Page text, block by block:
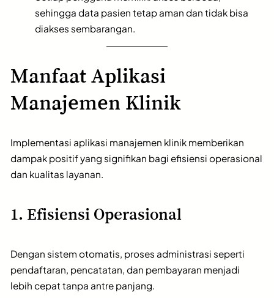
sehingga data pasien tetap aman dan tidak bisa
diakses sembarangan.
Manfaat Aplikasi
Manajemen Klinik
Implementasi aplikasi manajemen klinik memberikan
dampak positif yang signifikan bagi efisiensi operasional
dan kualitas layanan.
1. Efisiensi Operasional
Dengan sistem otomatis, proses administrasi seperti
pendaftaran, pencatatan, dan pembayaran menjadi
lebih cepat tanpa antre panjang.